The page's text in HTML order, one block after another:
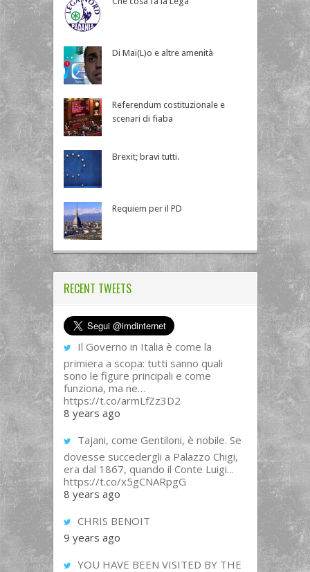
Di Mai(L)o e altre amenità
Referendum costituzionale e
scenari di fiaba
Brexit; bravi tutti.
Requiem per il PD
RECENT TWEETS
Il Governo in Italia è come la
primiera a scopa: tutti sanno quali
sono le figure principali e come
funziona, ma ne…
https://t.co/armLfZz3D2
8 years ago
Tajani, come Gentiloni, è nobile. Se
dovesse succedergli a Palazzo Chigi,
era dal 1867, quando il Conte Luigi...
https://t.co/x5gCNARpgG
8 years ago
CHRIS BENOIT
9 years ago
YOU HAVE BEEN VISITED BY THE